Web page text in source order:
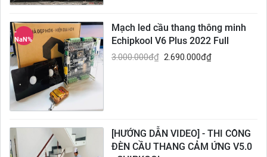
-
NaN%
Mạch led cầu thang thông minh
Echipkool V6 Plus 2022 Full
3.000.000đ₫ 2.690.000đ₫
[HƯỚNG DẪN VIDEO] - THI CÔNG
ĐÈN CẦU THANG CẢM ỨNG V5.0